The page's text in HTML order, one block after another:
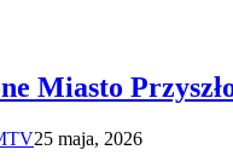
Miasto
25 maja, 2026